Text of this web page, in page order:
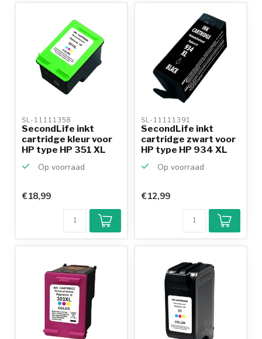
SL-11111358
SecondLife inkt
cartridge kleur voor
HP type HP 351 XL
Op voorraad
€18,99
SL-11111391
SecondLife inkt
cartridge zwart voor
HP type HP 934 XL
Op voorraad
€12,99